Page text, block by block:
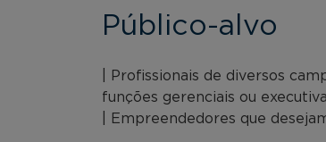
Público-alvo
| Profissionais de diversos
funções gerenciais ou
| Empreendedores que